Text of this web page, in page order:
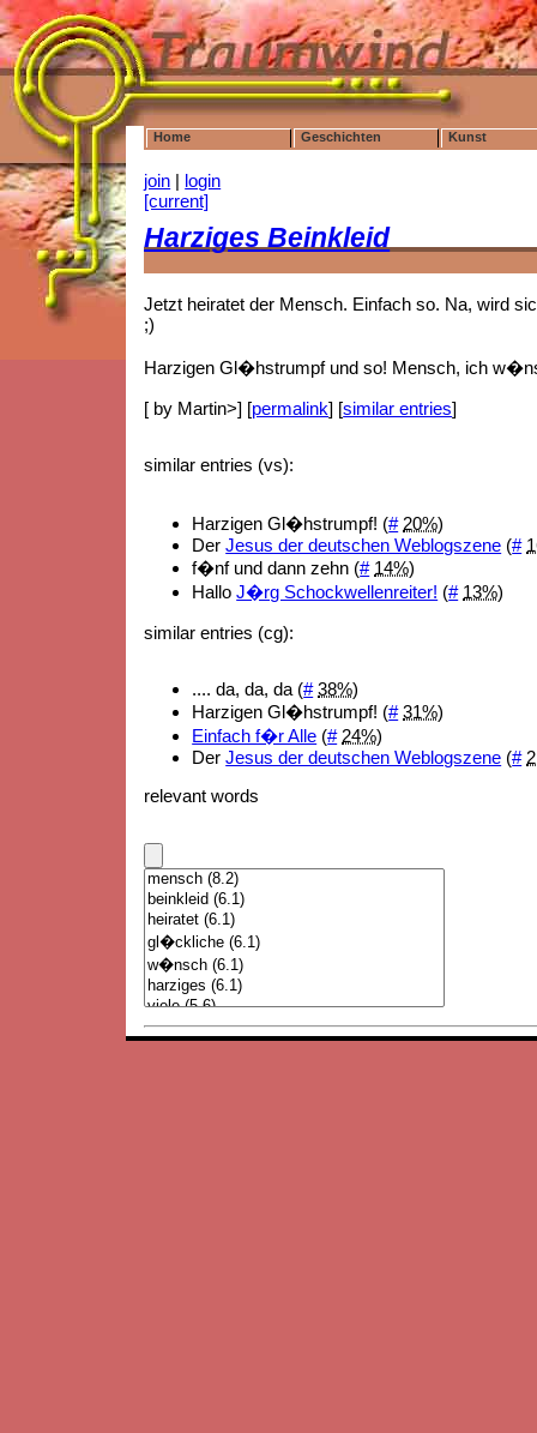
Home Geschichten Kunst
join | login
[current]
Harziges Beinkleid
Jetzt heiratet der Mensch. Einfach so. Na, wird
;)
Harzigen Gl�hstrumpf und so! Mensch, ich
[ by Martin>] [permalink] [similar entries]
similar entries (vs):
Harzigen Gl�hstrumpf! (# 20%)
DerJesus der deutschen Weblogszene (#
f�nf und dann zehn (# 14%)
HalloJ�rg Schockwellenreiter! (# 13%)
similar entries (cg):
.... da, da, da (# 38%)
Harzigen Gl�hstrumpf! (# 31%)
Einfach f�r Alle (# 24%)
DerJesus der deutschen Weblogszene (#
relevant words